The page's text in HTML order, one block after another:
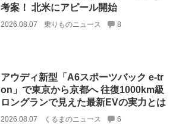
考案！ 北米にアピール開始
2026.08.07 乗りものニュース 8
アウディ新型「A6スポーツバック e-tr
on」で東京から京都へ 往復1000km級
ロングランで見えた最新EVの実力とは
2026.08.07 くるまのニュース 6